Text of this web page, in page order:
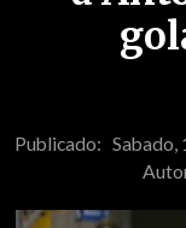
Publicado: Sabado,